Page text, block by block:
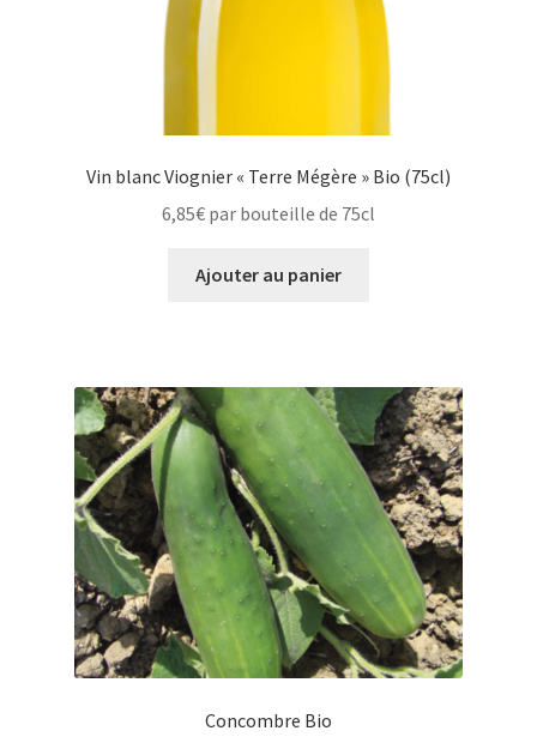
Vin blanc Viognier « Terre Mégère » Bio (75cl)
6,85€ par bouteille de 75cl
Ajouter au panier
Concombre Bio